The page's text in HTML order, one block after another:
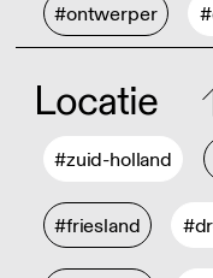
#ontwerper
Locatie
#zuid-holland
#friesland